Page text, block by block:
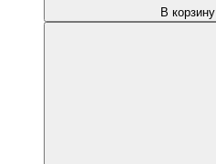
В корзину